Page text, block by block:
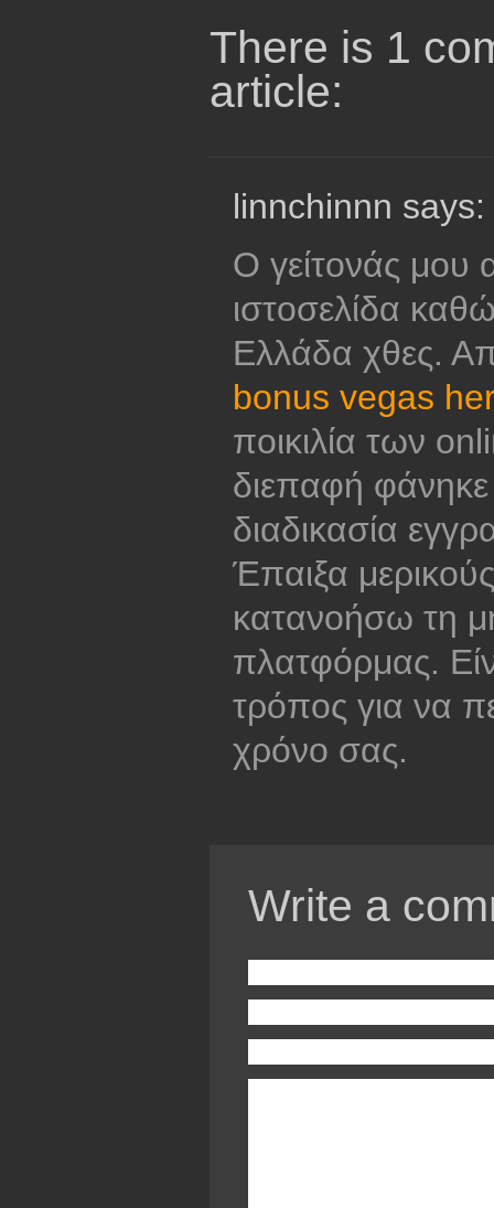
There is 1
article:
linnchinnn says:
Ο γείτονάς μου
ιστοσελίδα
Ελλάδα χθες.
bonus vegas
ποικιλία των
διεπαφή φάνηκε
διαδικασία
Έπαιξα
κατανοήσω τη
πλατφόρμας.
τρόπος για να
χρόνο σας.
Write a